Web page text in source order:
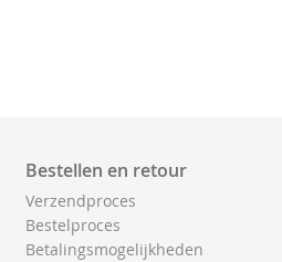
Bestellen en retour
Verzendproces
Bestelproces
Betalingsmogelijkheden